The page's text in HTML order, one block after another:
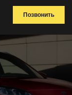
Позвонить